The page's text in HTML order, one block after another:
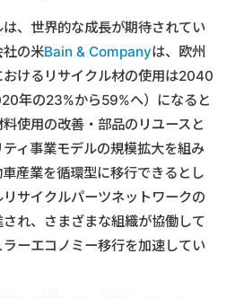
、世界的な成長が期待されてい
社の米Bain & Companyは、欧州
けるリサイクル材の使用は2040
年の23%から59%へ）になると
使用の改善・部品のリユースと
ィ事業モデルの規模拡大を組み
産業を循環型に移行できるとし
サイクルパーツネットワークの
れ、さまざまな組織が協働して
ーエコノミー移行を加速してい